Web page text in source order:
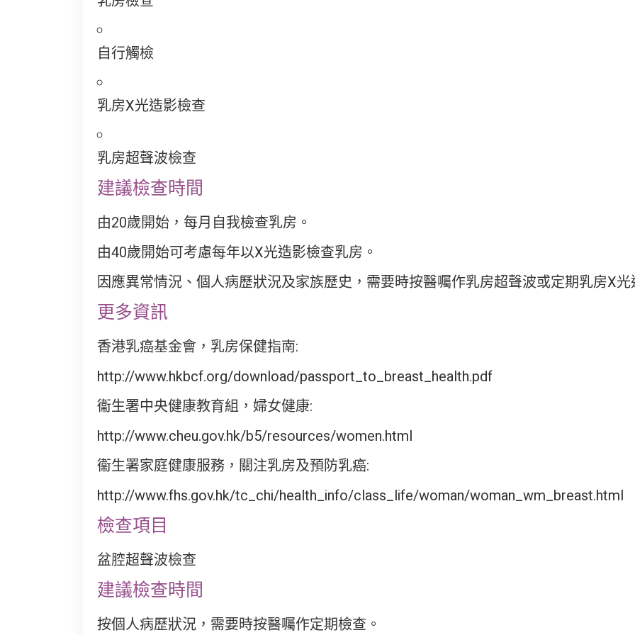
自行觸檢
乳房X光造影檢查
乳房超聲波檢查
建議檢查時間
由20歲開始，每月自我檢查乳房。
由40歲開始可考慮每年以X光造影檢查乳房。
因應異常情況、個人病歷狀況及家族歷史，需要時按醫囑作乳房超聲波或定期乳房X光
更多資訊
香港乳癌基金會，乳房保健指南:
http://www.hkbcf.org/download/passport_to_breast_health.pdf
衞生署中央健康教育組，婦女健康:
http://www.cheu.gov.hk/b5/resources/women.html
衞生署家庭健康服務，關注乳房及預防乳癌:
http://www.fhs.gov.hk/tc_chi/health_info/class_life/woman/woman_wm_breast.html
檢查項目
盆腔超聲波檢查
建議檢查時間
按個人病歷狀況，需要時按醫囑作定期檢查。